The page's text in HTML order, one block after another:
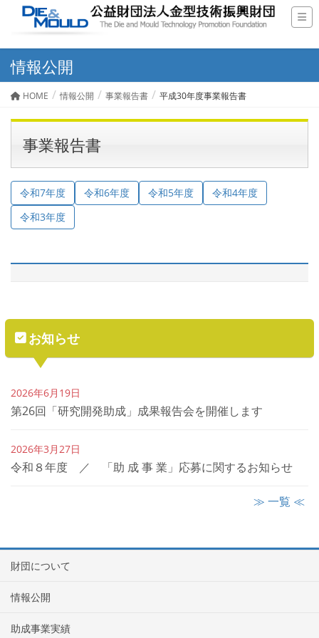
情報公開
HOME 情報公開 事業報告書 平成30年度事業報告書
事業報告書
令和7年度 令和6年度 令和5年度
令和4年度
令和3年度
お知らせ
2026年6月19日
第26回「研究開発助成」成果報告会を開催します
2026年3月27日
令和８年度 ／ 「助 成 事 業」応募に関するお知らせ
≫ 一覧 ≪
財団について
情報公開
助成事業実績